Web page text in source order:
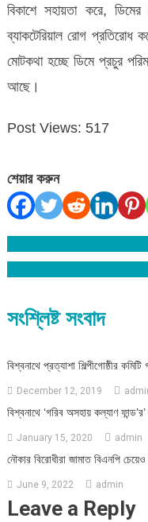
বিকাশে সহায়তা করে,
ব্যাকটেরিয়াল রোগ প্রতিরোধ
মোটকথা হচ্ছে ডিমে প্রচুর
আছে।
Post Views: 517
শেয়ার করুন
Post
সংশ্লিষ্ট সংবাদ
বিশ্বনাথে প্রত্যাশা শিল্পীগোষ্ঠীর কমিটি
December 12, 2019
বিশ্বনাথে ‘গরিব অসহায় কল্যাণ
January 15, 2020 admin
নৌকার বিরোধীরা জামাত বিএনপি
June 9, 2022 admin
Leave a Reply